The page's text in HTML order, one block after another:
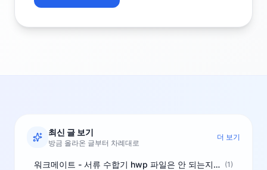
최신 글 보기
방금 올라온 글부터 차례대로
더 보기
워크메이트 - 서류 수합기 hwp 파일은 안 되는지요? (1)